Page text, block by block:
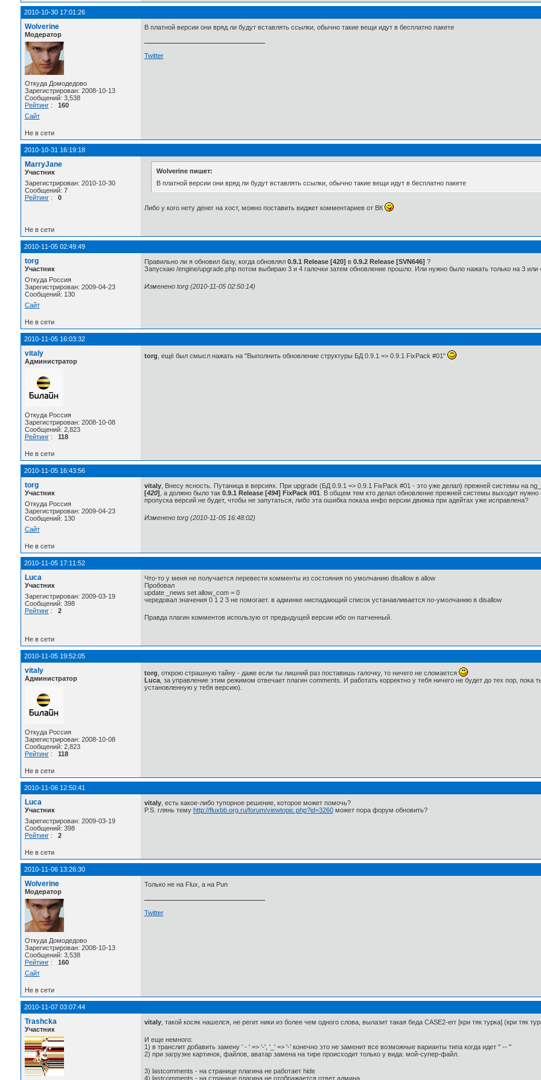
2010-10-30 17:01:26
Wolverine
Модератор
Откуда Домодедово
Зарегистрирован: 2008-10-13
Сообщений: 3,538
Рейтинг: 160
Сайт
В платной версии они вряд ли будут вставлять ссылки, обычно такие вещи идут в бесплатно пакете
Twitter
Не в сети
2010-10-31 16:19:18
MarryJane
Участник
Зарегистрирован: 2010-10-30
Сообщений: 7
Рейтинг: 0
Wolverine пишет:
В платной версии они вряд ли будут вставлять ссылки, обычно такие вещи идут в бесплатно пакете
Либо у кого нету денег на хост, можно поставить виджет комментариев от ВК
Не в сети
2010-11-05 02:49:49
torg
Участник
Откуда Россия
Зарегистрирован: 2009-04-23
Сообщений: 130
Сайт
Правильно ли я обновил базу, когда обновлял 0.9.1 Release [420] в 0.9.2 Release [SVN646] ?
Запускаю /engine/upgrade.php потом выбираю 3 и 4 галочки затем обновление прошло. Или нужно было нажать только на 3 или
Изменено torg (2010-11-05 02:50:14)
Не в сети
2010-11-05 16:03:32
vitaly
Администратор
Откуда Россия
Зарегистрирован: 2008-10-08
Сообщений: 2,823
Рейтинг: 118
torg , ещё был смысл нажать на "Выполнить обновление структуры БД 0.9.1 => 0.9.1 FixPack #01"
Не в сети
2010-11-05 16:43:56
torg
Участник
Откуда Россия
Зарегистрирован: 2009-04-23
Сообщений: 130
Сайт
vitaly, Внесу ясность. Путаница в версиях. При upgrade (БД 0.9.1 => 0.9.1 FixPack #01 - это уже делал) прежней системы на
[420] , а должно было так 0.9.1 Release [494] FixPack #01 . В общем тем кто делал обновление прежней системы выходит
пропуска версий не будет, чтобы не запутаться, либо эта ошибка показа инфо версии движка при адейтах уже исправлена?
Изменено torg (2010-11-05 16:48:02)
Не в сети
2010-11-05 17:11:52
Luca
Участник
Зарегистрирован: 2009-03-19
Сообщений: 398
Рейтинг: 2
Что-то у меня не получается перевести комменты из состояния по умолчанию disallow в allow
Пробовал
update _news set allow_com = 0
чередовал значения 0 1 2 3 не помогает. в админке ниспадающий список устанавливается по-умолчанию в disallow
Правда плагин комментов использую от предыдущей версии ибо он патченный.
Не в сети
2010-11-05 19:52:05
vitaly
Администратор
Откуда Россия
Зарегистрирован: 2008-10-08
Сообщений: 2,823
Рейтинг: 118
torg , открою страшную тайну - даже если ты лишний раз поставишь галочку, то ничего не сломается
Luca, за управление этим режимом отвечает плагин comments. И работать корректно у тебя ничего не будет до тех пор,
установленную у тебя версию).
Не в сети
2010-11-06 12:50:41
Luca
Участник
Зарегистрирован: 2009-03-19
Сообщений: 398
Рейтинг: 2
vitaly, есть какое-либо тупорное решение, которое может помочь?
P.S. глянь тему http://fluxbb.org.ru/forum/viewtopic.php?id=3260может пора форум обновить?
Не в сети
2010-11-06 13:26:30
Wolverine
Модератор
Откуда Домодедово
Зарегистрирован: 2008-10-13
Сообщений: 3,538
Рейтинг: 160
Сайт
Только не на Flux, а на Pun
Twitter
Не в сети
2010-11-07 03:07:44
Trashcka
Участник
vitaly, такой косяк нашелся, не регит ники из более чем одного слова, вылазит такая беда CASE2-err [кри тяк турка] (кри тяк
И еще немного:
1) в транслит добавить замену ' - ' => '-', '_' => '-' конечно это не заменит все возможные варианты типа когда идет " -- "
2) при загрузке картинок, файлов, аватар замена на тире происходит только у вида: мой-супер-файл.
3) lastcomments - на странице плагина не работает hide
4) lastcomments - на странице плагина не отображается ответ админа